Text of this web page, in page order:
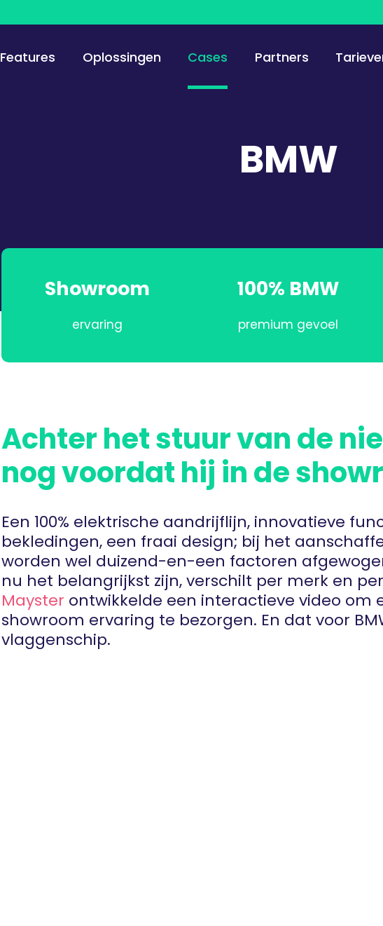
Features Oplossingen Cases Partners
BMW
Showroom
ervaring
100% BMW
premium gevoel
Achter het stuur van de
nog voordat hij in de
Een 100% elektrische aandrijflijn, innovatieve
bekledingen, een fraai design; bij het
worden wel duizend-en-een factoren
nu het belangrijkst zijn, verschilt per merk en
Mayster ontwikkelde een interactieve video om
showroom ervaring te bezorgen. En dat voor
vlaggenschip.